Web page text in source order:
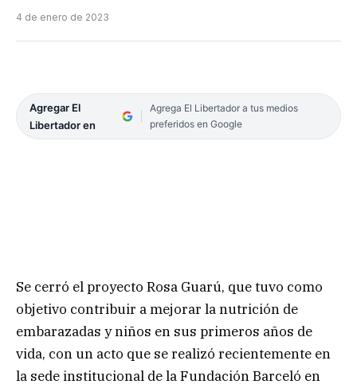
4 de enero de 2023
Agregar El
Libertador en
Agrega El Libertador a tus medios
preferidos en Google
Se cerró el proyecto Rosa Guarú, que tuvo como
objetivo contribuir a mejorar la nutrición de
embarazadas y niños en sus primeros años de
vida, con un acto que se realizó recientemente en
la sede institucional de la Fundación Barceló en